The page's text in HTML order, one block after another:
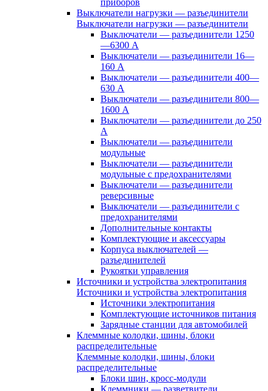
приборов
Выключатели нагрузки — разъединители
Выключатели нагрузки — разъединители
Выключатели — разъединители 1250
—6300 А
Выключатели — разъединители 16—
160 А
Выключатели — разъединители 400—
630 А
Выключатели — разъединители 800—
1600 А
Выключатели — разъединители до 250
А
Выключатели — разъединители
модульные
Выключатели — разъединители
модульные с предохранителями
Выключатели — разъединители
реверсивные
Выключатели — разъединители с
предохранителями
Дополнительные контакты
Комплектующие и аксессуары
Корпуса выключателей —
разъединителей
Рукоятки управления
Источники и устройства электропитания
Источники и устройства электропитания
Источники электропитания
Комплектующие источников питания
Зарядные станции для автомобилей
Клеммные колодки, шины, блоки
распределительные
Клеммные колодки, шины, блоки
распределительные
Блоки шин, кросс-модули
Клеммники — разветвители